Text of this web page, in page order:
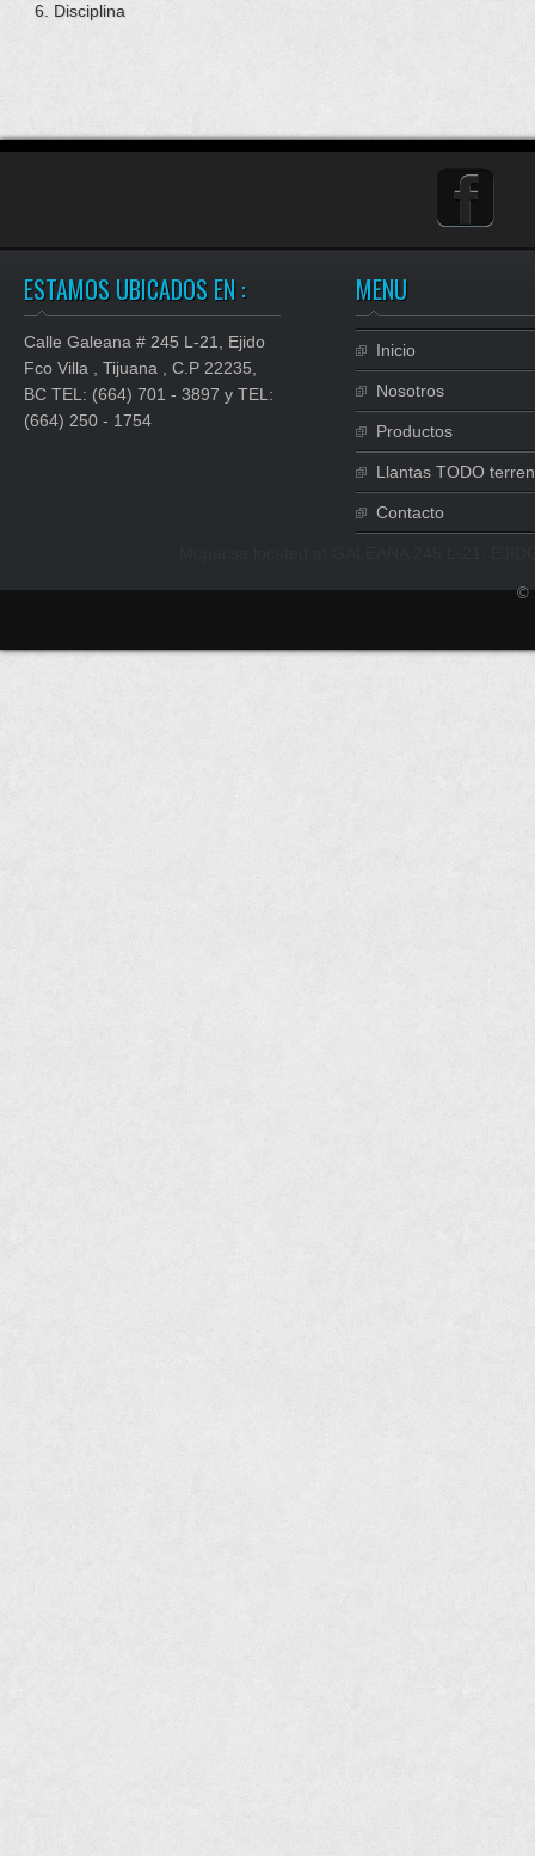
Disciplina
ESTAMOS UBICADOS EN :
Calle Galeana # 245 L-21, Ejido
Fco Villa , Tijuana , C.P 22235,
BC TEL: (664) 701 - 3897 y TEL:
(664) 250 - 1754
MENU
Inicio
Nosotros
Productos
Llantas TODO
Contacto
©